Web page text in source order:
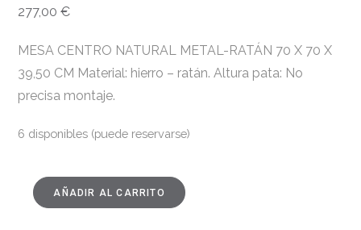
277,00€
MESA CENTRO NATURAL METAL-RATÁN 70 X 70 X
39,50 CM Material: hierro – ratán. Altura pata: No
precisa montaje.
6 disponibles (puede reservarse)
MESA
CENTRO
AÑADIR AL CARRITO